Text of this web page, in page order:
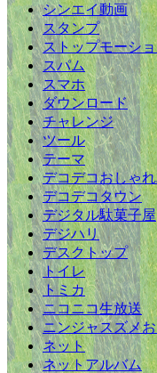
シンエイ動画
スタンプ
ストップモーシ
スパム
スマホ
ダウンロード
チャレンジ
ツール
テーマ
デコデコおしゃ
デコデコタウン
デジタル駄菓子屋
デジハリ
デスクトップ
トイレ
トミカ
ニコニコ生放送
ニンジャスズメ
ネット
ネットアルバム